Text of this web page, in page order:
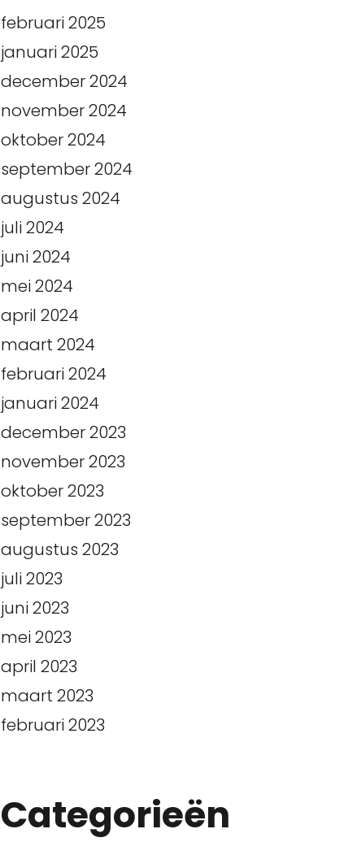
februari 2025
januari 2025
december 2024
november 2024
oktober 2024
september 2024
augustus 2024
juli 2024
juni 2024
mei 2024
april 2024
maart 2024
februari 2024
januari 2024
december 2023
november 2023
oktober 2023
september 2023
augustus 2023
juli 2023
juni 2023
mei 2023
april 2023
maart 2023
februari 2023
Categorieën